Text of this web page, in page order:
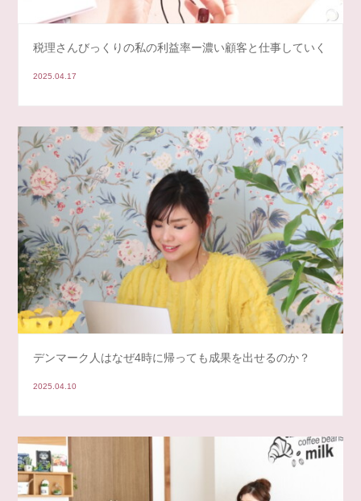
税理さんびっくりの私の利益率ー濃い顧客と仕事していく
2025.04.17
デンマーク人はなぜ4時に帰っても成果を出せるのか？
2025.04.10